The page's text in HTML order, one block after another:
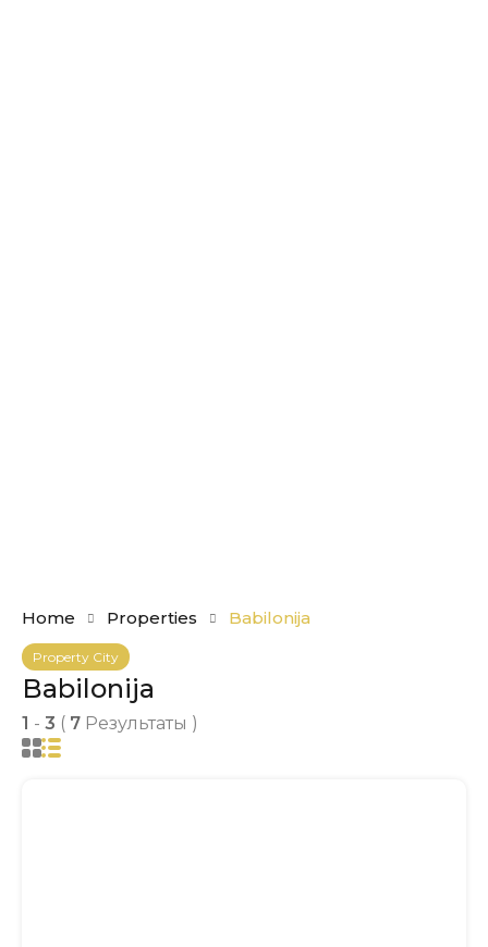
Home Properties Babilonija
Property City
Babilonija
1 - 3 ( 7 Результаты )